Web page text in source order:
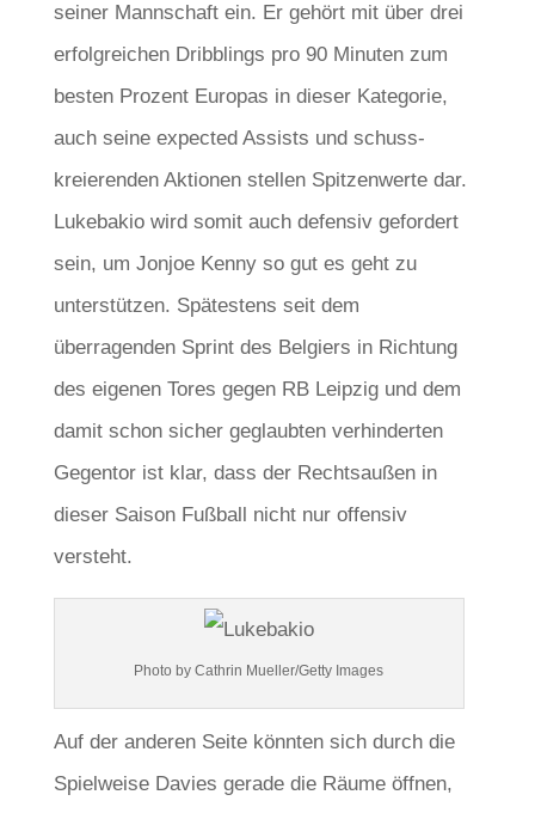
seiner Mannschaft ein. Er gehört mit über drei
erfolgreichen Dribblings pro 90 Minuten zum
besten Prozent Europas in dieser Kategorie,
auch seine expected Assists und schuss-
kreierenden Aktionen stellen Spitzenwerte dar.
Lukebakio wird somit auch defensiv gefordert
sein, um Jonjoe Kenny so gut es geht zu
unterstützen. Spätestens seit dem
überragenden Sprint des Belgiers in Richtung
des eigenen Tores gegen RB Leipzig und dem
damit schon sicher geglaubten verhinderten
Gegentor ist klar, dass der Rechtsaußen in
dieser Saison Fußball nicht nur offensiv
versteht.
Photo by Cathrin Mueller/Getty Images
Auf der anderen Seite könnten sich durch die
Spielweise Davies gerade die Räume öffnen,